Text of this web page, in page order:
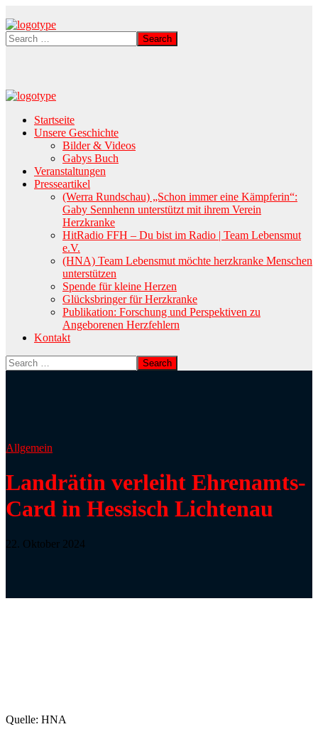
Startseite
Unsere Geschichte
Bilder & Videos
Gabys Buch
Veranstaltungen
Presseartikel
(Werra Rundschau) „Schon immer eine Kämpferin“:
Gaby Sennhenn unterstützt mit ihrem Verein
Herzkranke
HitRadio FFH – Du bist im Radio | Team Lebensmut
e.V.
(HNA) Team Lebensmut möchte herzkranke Menschen
unterstützen
Spende für kleine Herzen
Glücksbringer für Herzkranke
Publikation: Forschung und Perspektiven zu
Angeborenen Herzfehlern
Kontakt
Allgemein
Landrätin verleiht Ehrenamts-
Card in Hessisch Lichtenau
22. Oktober 2024
Quelle: HNA